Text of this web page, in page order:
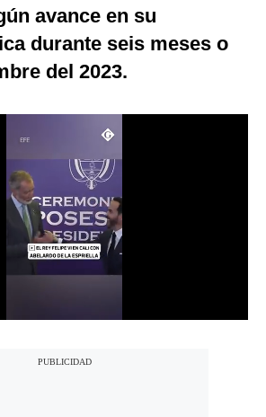
avance en su
durante seis meses o
del 2023.